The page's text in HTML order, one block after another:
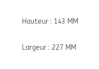
Hauteur : 143 MM
Largeur : 227 MM